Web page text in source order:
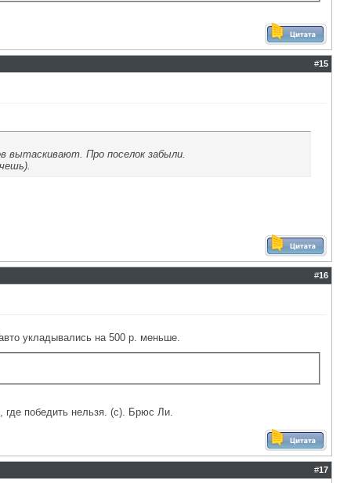
#15
вытаскивают. Про поселок забыли.
#16
укладывались на 500 р. меньше.
победить нельзя. (с). Брюс Ли.
#17